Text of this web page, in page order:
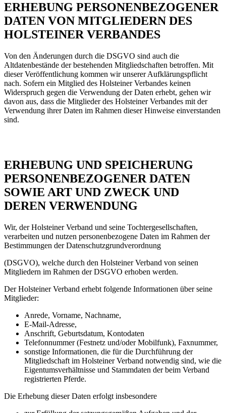
ERHEBUNG PERSONENBEZOGENER
DATEN VON MITGLIEDERN DES
HOLSTEINER VERBANDES
Von den Änderungen durch die DSGVO sind auch die
Altdatenbestände der bestehenden Mitgliedschaften betroffen. Mit
dieser Veröffentlichung kommen wir unserer Aufklärungspflicht
nach. Sofern ein Mitglied des Holsteiner Verbandes keinen
Widerspruch gegen die Verwendung der Daten erhebt, gehen wir
davon aus, dass die Mitglieder des Holsteiner Verbandes mit der
Verwendung ihrer Daten im Rahmen dieser Hinweise einverstanden
sind.
ERHEBUNG UND SPEICHERUNG
PERSONENBEZOGENER DATEN
SOWIE ART UND ZWECK UND
DEREN VERWENDUNG
Wir, der Holsteiner Verband und seine Tochtergesellschaften,
verarbeiten und nutzen personenbezogene Daten im Rahmen der
Bestimmungen der Datenschutzgrundverordnung
(DSGVO), welche durch den Holsteiner Verband von seinen
Mitgliedern im Rahmen der DSGVO erhoben werden.
Der Holsteiner Verband erhebt folgende Informationen über seine
Mitglieder:
Anrede, Vorname, Nachname,
E-Mail-Adresse,
Anschrift, Geburtsdatum, Kontodaten
Telefonnummer (Festnetz und/oder Mobilfunk), Faxnummer,
sonstige Informationen, die für die Durchführung der
Mitgliedschaft im Holsteiner Verband notwendig sind, wie die
Eigentumsverhältnisse und Stammdaten der beim Verband
registrierten Pferde.
Die Erhebung dieser Daten erfolgt insbesondere